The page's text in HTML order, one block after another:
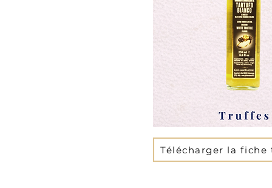
Télécharger la fiche